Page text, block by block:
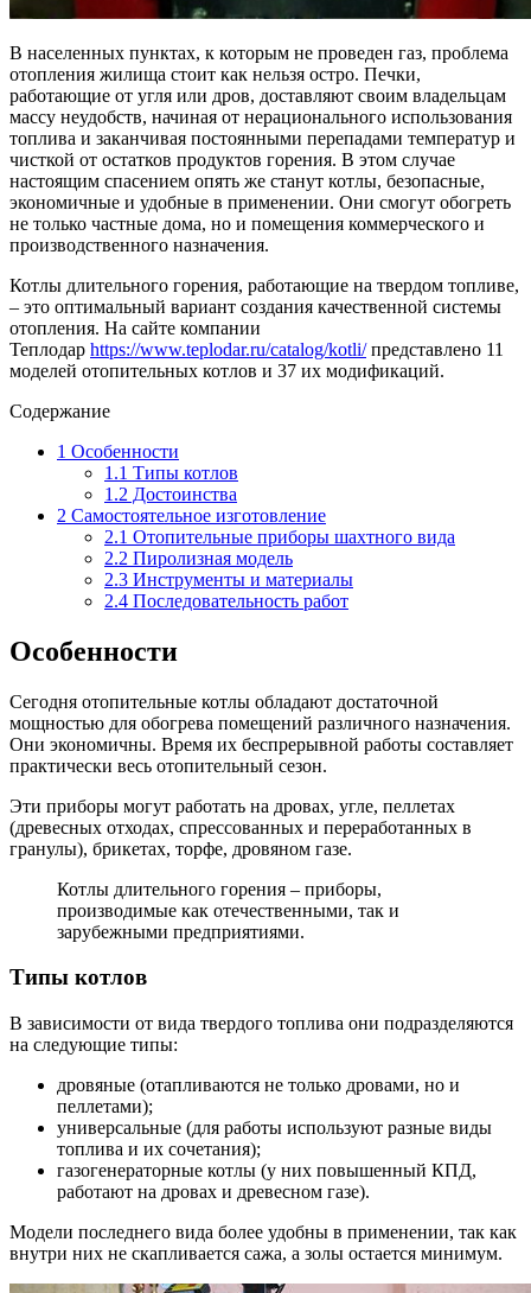
В населенных пунктах, к которым не проведен газ, проблема
отопления жилища стоит как нельзя остро. Печки,
работающие от угля или дров, доставляют своим владельцам
массу неудобств, начиная от нерационального использования
топлива и заканчивая постоянными перепадами температур и
чисткой от остатков продуктов горения. В этом случае
настоящим спасением опять же станут котлы, безопасные,
экономичные и удобные в применении. Они смогут обогреть
не только частные дома, но и помещения коммерческого и
производственного назначения.
Котлы длительного горения, работающие на твердом топливе,
– это оптимальный вариант создания качественной системы
отопления. На сайте компании
Теплодар https://www.teplodar.ru/catalog/kotli/представлено 11
моделей отопительных котлов и 37 их модификаций.
Содержание
1 Особенности
1.1 Типы котлов
1.2 Достоинства
2 Самостоятельное изготовление
2.1 Отопительные приборы шахтного вида
2.2 Пиролизная модель
2.3 Инструменты и материалы
2.4 Последовательность работ
Особенности
Сегодня отопительные котлы обладают достаточной
мощностью для обогрева помещений различного назначения.
Они экономичны. Время их беспрерывной работы составляет
практически весь отопительный сезон.
Эти приборы могут работать на дровах, угле, пеллетах
(древесных отходах, спрессованных и переработанных в
гранулы), брикетах, торфе, дровяном газе.
Котлы длительного горения – приборы,
производимые как отечественными, так и
зарубежными предприятиями.
Типы котлов
В зависимости от вида твердого топлива они подразделяются
на следующие типы:
дровяные (отапливаются не только дровами, но и
пеллетами);
универсальные (для работы используют разные виды
топлива и их сочетания);
газогенераторные котлы (у них повышенный КПД,
работают на дровах и древесном газе).
Модели последнего вида более удобны в применении, так как
внутри них не скапливается сажа, а золы остается минимум.